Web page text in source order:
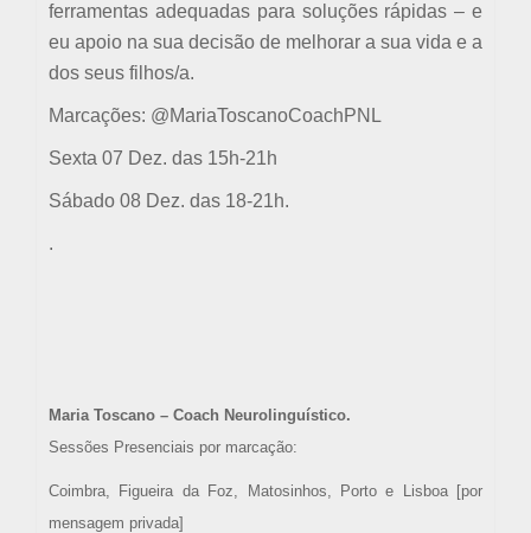
ferramentas adequadas para soluções rápidas – e
eu apoio na sua decisão de melhorar a sua vida e a
dos seus filhos/a.
Marcações: @MariaToscanoCoachPNL
Sexta 07 Dez. das 15h-21h
Sábado 08 Dez. das 18-21h.
.
Maria Toscano – Coach Neurolinguístico.
Sessões Presenciais por marcação:
Coimbra, Figueira da Foz, Matosinhos, Porto e Lisboa [por
mensagem privada]